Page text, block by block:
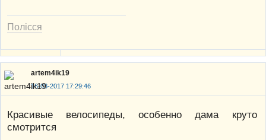
Полісся
artem4ik19
16-03-2017 17:29:46
Красивые велосипеды, особенно дама круто
смотрится